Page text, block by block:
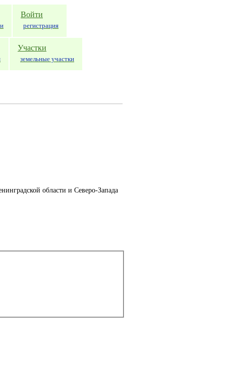
Войти
регистрация
Участки
земельные участки
области и Северо-Запада